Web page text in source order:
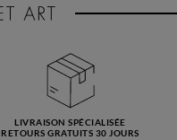
LIVRAISON SPÉCIALISÉE
RETOURS GRATUITS 30 JOURS